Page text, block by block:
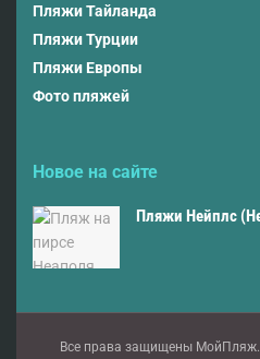
Пляжи Тайланда
Пляжи Турции
Пляжи Европы
Фото пляжей
Новое на сайте
Пляжи Нейплс
Все права защищены